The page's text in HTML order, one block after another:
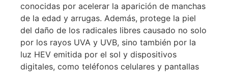
conocidas por acelerar la aparición de manchas
de la edad y arrugas. Además, protege la piel
del daño de los radicales libres causado no solo
por los rayos UVA y UVB, sino también por la
luz HEV emitida por el sol y dispositivos
digitales, como teléfonos celulares y pantallas